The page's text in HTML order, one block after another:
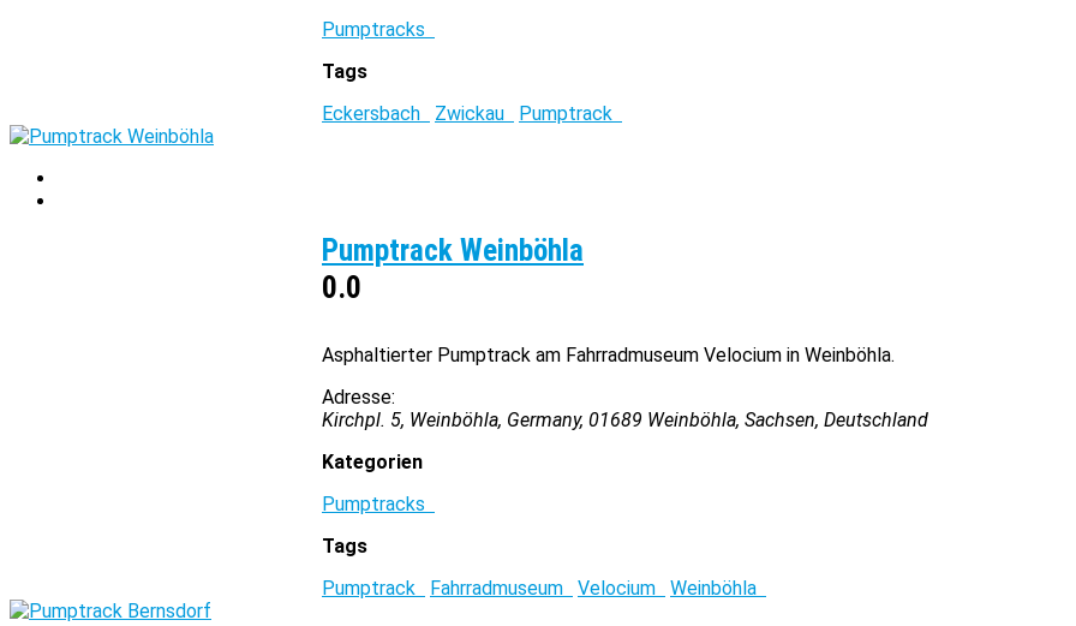
Pumptracks
Tags
Eckersbach
Zwickau Pumptrack
Pumptrack Weinböhla
0.0
Asphaltierter Pumptrack am Fahrradmuseum Velocium in Weinböhla.
Adresse:
Kirchpl. 5, Weinböhla, Germany, 01689 Weinböhla, Sachsen, Deutschland
Kategorien
Pumptracks
Tags
Pumptrack
Fahrradmuseum Velocium Weinböhla